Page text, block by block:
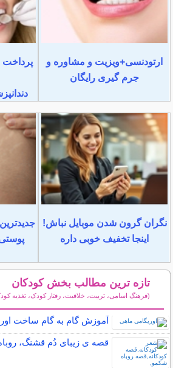
ارتودنسی+ویزیت و مشاوره و
جرم گیری رایگان
نگران گرون شدن موبایل نباش!
اینجا تخفیف خوبی داره
تازه ترین مطالب بخش کودکان
(فرهنگ اسامی، تربیت، خلاقیت، رفتار کودک، تغذیه
آموزش گام به گام ساخت
قصه ی زیبای دُم قشنگ،